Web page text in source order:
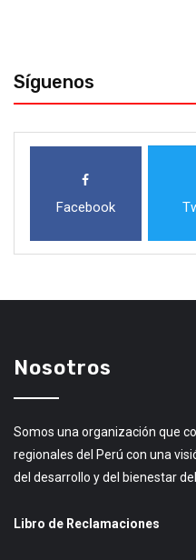
Síguenos
Facebook
Nosotros
Somos una organización que
regionales del Perú con una
del desarrollo y del bienestar del
Libro de Reclamaciones